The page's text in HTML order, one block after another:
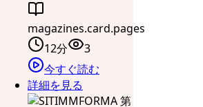
magazines.card.pages
12分
3
今すぐ読む
詳細を見る